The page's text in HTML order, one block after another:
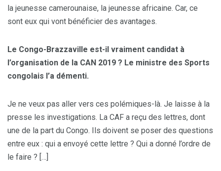
la jeunesse camerounaise, la jeunesse africaine. Car, ce
sont eux qui vont bénéficier des avantages.
Le Congo-Brazzaville est-il vraiment candidat à
l’organisation de la CAN 2019 ? Le ministre des Sports
congolais l’a démenti.
Je ne veux pas aller vers ces polémiques-là. Je laisse à la
presse les investigations. La CAF a reçu des lettres, dont
une de la part du Congo. Ils doivent se poser des questions
entre eux : qui a envoyé cette lettre ? Qui a donné l’ordre de
le faire ? […]